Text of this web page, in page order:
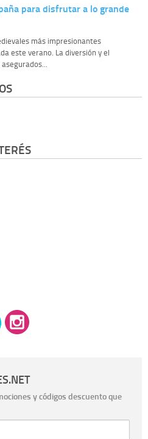
para disfrutar a lo grande
más impresionantes
este verano. La diversión y el
y códigos descuento que